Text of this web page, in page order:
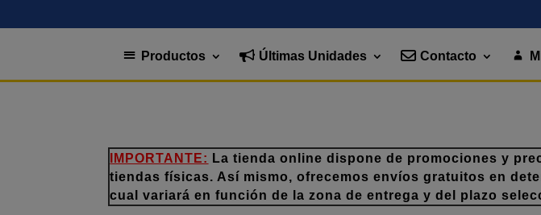
Productos Últimas Unidades Contacto
IMPORTANTE: La tienda online dispone de promociones y
tiendas físicas. Así mismo, ofrecemos envíos gratuitos en
cual variará en función de la zona de entrega y del plazo